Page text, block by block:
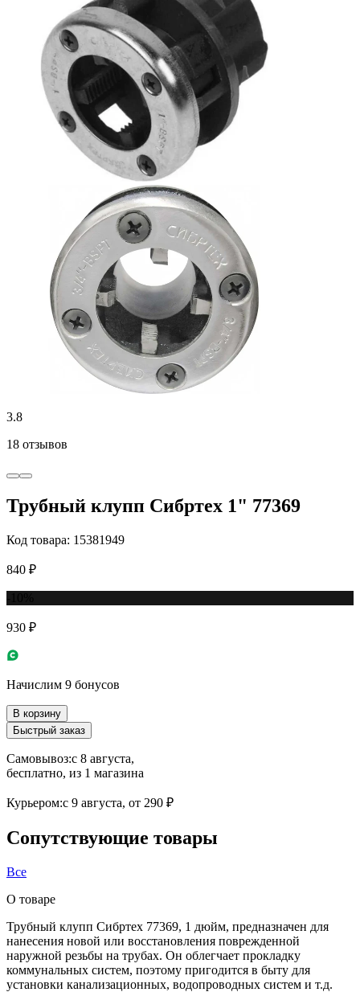
3.8
18 отзывов
Трубный клупп Сибртех 1" 77369
Код товара: 15381949
840 ₽
930 ₽
Начислим 9 бонусов
В корзину
Быстрый заказ
Самовывоз:c 8 августа,
бесплатно, из 1 магазина
Курьером:c 9 августа, от 290 ₽
Сопутствующие товары
Все
О товаре
Трубный клупп Сибртех 77369, 1 дюйм, предназначен для
нанесения новой или восстановления поврежденной
наружной резьбы на трубах. Он облегчает прокладку
коммунальных систем, поэтому пригодится в быту для
установки канализационных, водопроводных систем и т.д.